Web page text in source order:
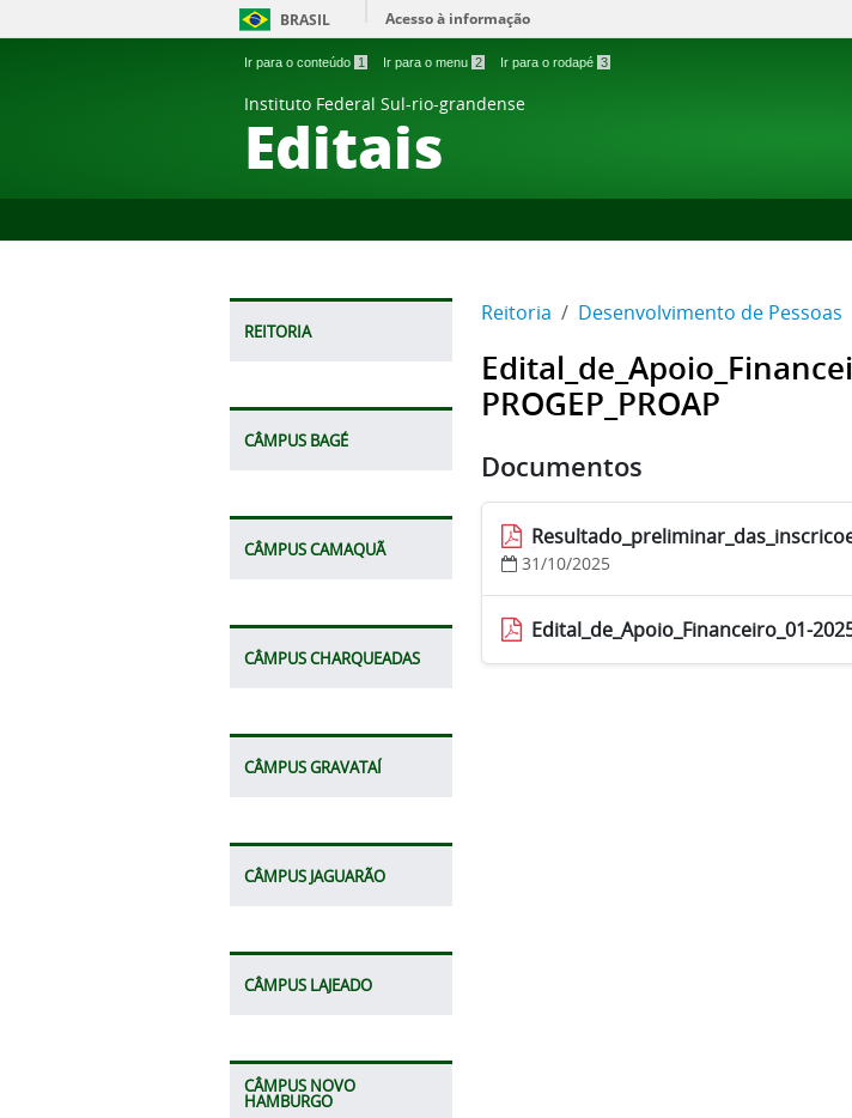
BRASIL Acesso à informação
Ir para o conteúdo 1 Ir para o menu 2 Ir para o rodapé 3
Instituto Federal Sul-rio-grandense
Editais
REITORIA
CÂMPUS BAGÉ
CÂMPUS CAMAQUÃ
CÂMPUS CHARQUEADAS
CÂMPUS GRAVATAÍ
CÂMPUS JAGUARÃO
CÂMPUS LAJEADO
CÂMPUS NOVO
HAMBURGO
Reitoria Desenvolvimento de Pessoas
PROGEP_PROAP
Documentos
31/10/2025
Edital_de_Apoio_Financeiro_01-